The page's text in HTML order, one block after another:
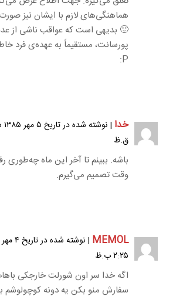
هماهنگی‌های لازم با ایشان نیز
🙂 بدیهی است که عواقب ناشی از
پورسانت، مستقیماً به عهده‌ی فرد
P:
خدا
ق.ظ
باشه. ببینم تا آخر این ماه چه‌طوری
وقت تصمیم می‌گیرم.
MEMOL
۲:۲۵ ب.ظ
اگه خدا سر اون شورلت خارجکی
سفارش منو بکن یه دونه کوچولوشم